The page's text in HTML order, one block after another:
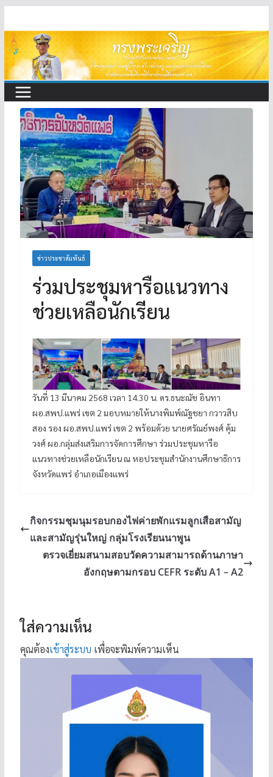
to
content
ข่าวประชาสัมพันธ์
ร่วมประชุมหารือแนวทาง
ช่วยเหลือนักเรียน
วันที่ 13 มีนาคม 2568 เวลา 14.30 น. ดร.ธนะณัช อินทา
ผอ.สพป.แพร่ เขต 2 มอบหมายให้นางพิมพ์ณัฐชยา กวาวสิบ
สอง รอง ผอ.สพป.แพร่ เขต 2 พร้อมด้วย นายศรัณย์พงศ์ คุ้ม
วงศ์ ผอ.กลุ่มส่งเสริมการจัดการศึกษา ร่วมประชุมหารือ
แนวทางช่วยเหลือนักเรียน ณ หอประชุมสำนักงานศึกษาธิการ
จังหวัดแพร่ อำเภอเมืองแพร่
กิจกรรมชุมนุมรอบกองไฟค่ายพักแรมลูกเสือสามัญ
และสามัญรุ่นใหญ่ กลุ่มโรงเรียนนาพูน
ตรวจเยี่ยมสนามสอบวัดความสามารถด้านภาษา
อังกฤษตามกรอบ CEFR ระดับ A1 – A2
ใส่ความเห็น
คุณต้องเข้าสู่ระบบ เพื่อจะพิมพ์ความเห็น